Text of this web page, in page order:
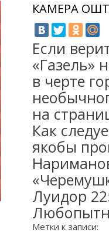
КАМЕРА
Если
«Газель»
в черте
на
Как
якобы
Луидор
Метки к записи: